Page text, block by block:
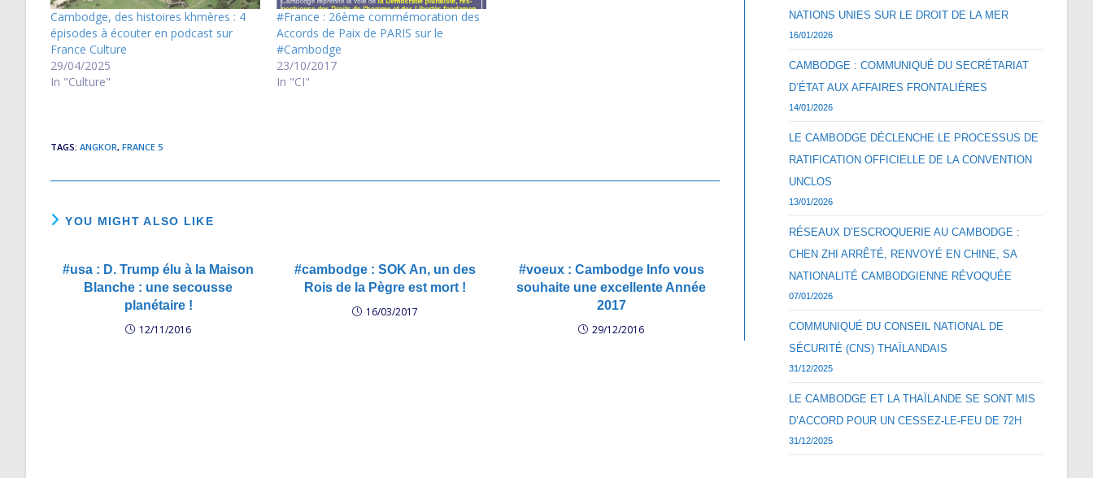
Cambodge, des histoires khmères : 4
épisodes à écouter en podcast sur
France Culture
29/04/2025
In "Culture"
#France : 26ème commémoration des
Accords de Paix de PARIS sur le
#Cambodge
23/10/2017
In "CI"
TAGS: ANGKOR, FRANCE 5
YOU MIGHT ALSO LIKE
#usa : D. Trump élu à la Maison
Blanche : une secousse
planétaire !
12/11/2016
#cambodge : SOK An, un des
Rois de la Pègre est mort !
16/03/2017
#voeux : Cambodge Info vous
souhaite une excellente Année
2017
29/12/2016
NATIONS UNIES SUR LE DROIT DE LA MER
16/01/2026
CAMBODGE : COMMUNIQUÉ DU SECRÉTARIAT
D’ÉTAT AUX AFFAIRES FRONTALIÈRES
14/01/2026
LE CAMBODGE DÉCLENCHE LE PROCESSUS DE
RATIFICATION OFFICIELLE DE LA CONVENTION
UNCLOS
13/01/2026
RÉSEAUX D’ESCROQUERIE AU CAMBODGE :
CHEN ZHI ARRÊTÉ, RENVOYÉ EN CHINE, SA
NATIONALITÉ CAMBODGIENNE RÉVOQUÉE
07/01/2026
COMMUNIQUÉ DU CONSEIL NATIONAL DE
SÉCURITÉ (CNS) THAÏLANDAIS
31/12/2025
LE CAMBODGE ET LA THAÏLANDE SE SONT MIS
D’ACCORD POUR UN CESSEZ-LE-FEU DE 72H
31/12/2025